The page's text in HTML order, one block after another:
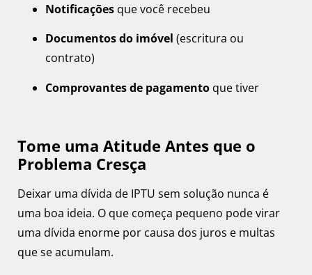
Notificações que você recebeu
Documentos do imóvel (escritura ou
contrato)
Comprovantes de pagamento que tiver
Tome uma Atitude Antes que o
Problema Cresça
Deixar uma dívida de IPTU sem solução nunca é
uma boa ideia. O que começa pequeno pode virar
uma dívida enorme por causa dos juros e multas
que se acumulam.